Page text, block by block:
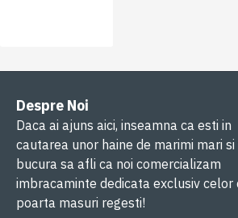
Despre Noi
Daca ai ajuns aici, inseamna ca esti in
cautarea unor haine de marimi mari si
bucura sa afli ca noi comercializam
imbracaminte dedicata exclusiv celor
poarta masuri regesti!